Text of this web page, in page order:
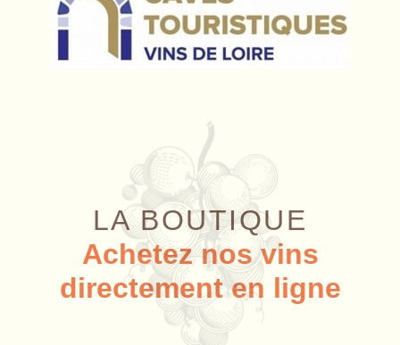
LA BOUTIQUE
Achetez nos vins
directement en ligne